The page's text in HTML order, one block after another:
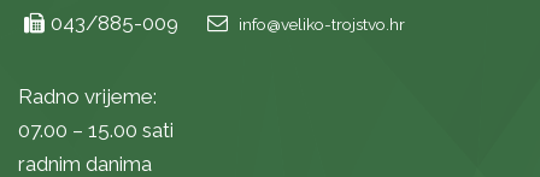
043/885-009
info@veliko-trojstvo.hr
Radno vrijeme:
07.00 – 15.00 sati
radnim danima